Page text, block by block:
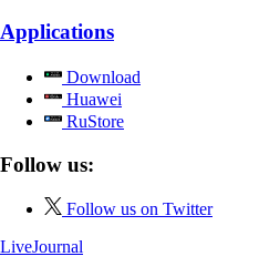
Applications
Download
Huawei
RuStore
Follow us:
Follow us on Twitter
LiveJournal